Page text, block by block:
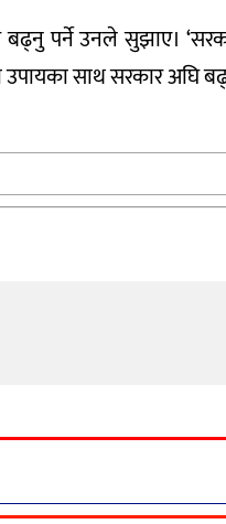
पर्ने उनले सुझाए।
उपायका साथ सरकार अघि